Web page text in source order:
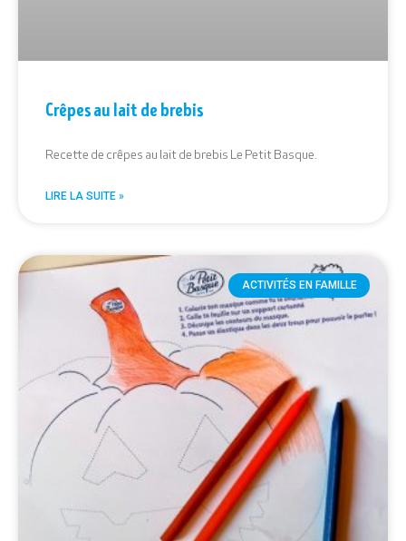
Crêpes au lait de brebis
Recette de crêpes au lait de brebis Le Petit Basque.
LIRE LA SUITE »
ACTIVITÉS EN FAMILLE